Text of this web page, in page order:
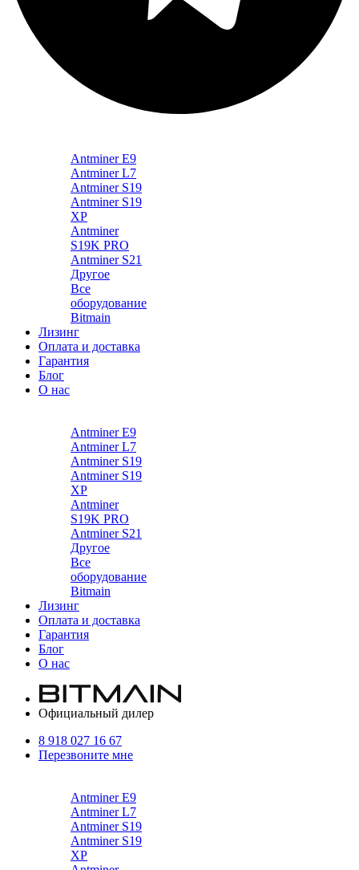
Antminer E9
Antminer L7
Antminer S19
Antminer S19
XP
Antminer
S19K PRO
Antminer S21
Другое
Все
оборудование
Bitmain
Лизинг
Оплата и доставка
Гарантия
Блог
О нас
Antminer E9
Antminer L7
Antminer S19
Antminer S19
XP
Antminer
S19K PRO
Antminer S21
Другое
Все
оборудование
Bitmain
Лизинг
Оплата и доставка
Гарантия
Блог
О нас
Официальный дилер
8 918 027 16 67
Перезвоните мне
Antminer E9
Antminer L7
Antminer S19
Antminer S19
XP